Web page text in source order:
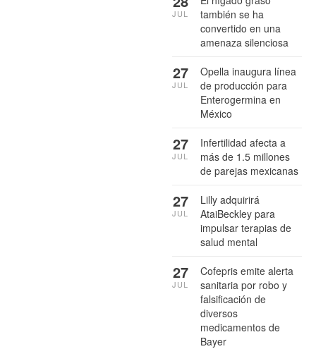
también se ha
convertido en una
amenaza silenciosa
JUL
Opella inaugura línea
de producción para
Enterogermina en
México
27
JUL
Infertilidad afecta a
más de 1.5 millones
de parejas mexicanas
27
JUL
Lilly adquirirá
AtaiBeckley para
impulsar terapias de
salud mental
27
JUL
Cofepris emite alerta
sanitaria por robo y
falsificación de
diversos
medicamentos de
Bayer
27
JUL